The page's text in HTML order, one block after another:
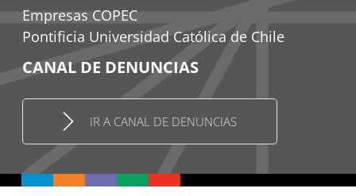
Empresas COPEC
Pontificia Universidad Católica de Chile
CANAL DE DENUNCIAS
IR A CANAL DE DENUNCIAS